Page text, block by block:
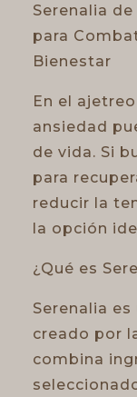
Serenalia
para
Bienestar
En el
ansiedad
de vida. Si
para
reducir la
la opción
¿Qué es
Serenalia
creado por
combina